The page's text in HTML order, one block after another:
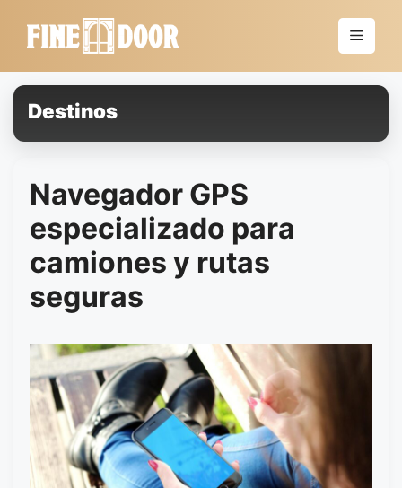
Menú
Destinos
Navegador GPS
especializado para
camiones y rutas
seguras